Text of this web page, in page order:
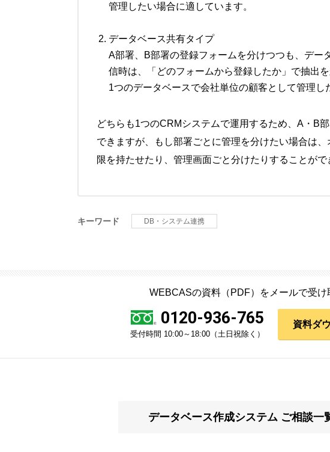
管理したい場合に適しています。
データベース共有タイプ
A部署、B部署の登録フォームを分けつつも、デー
信時は、「どのフォームから登録したか」で抽出
1つのデータベースで会社単位の顧客として管理し
どちらも1つのCRMシステムで運用するため、A・B
できますが、もし部署ごとに管理を分けたい場合は
限を持たせたり、管理画面ごと分けたりすることがで
キーワード DB・システム連携
WEBCASの資料（PDF）をメールで受け
0120-936-765
受付時間 10:00～18:00（土日祝除く）
資料ダ
データベース作成システムご相談一